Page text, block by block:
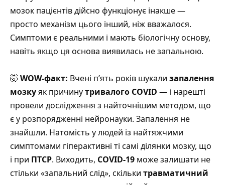
мозок пацієнтів дійсно функціонує інакше —
просто механізм цього інший, ніж вважалося.
Симптоми є реальними і мають біологічну основу,
навіть якщо ця основа виявилась не запальною.
🤯 WOW-факт: Вчені п’ять років шукали запалення
мозкуяк причинутривалого COVID — і нарешті
провели дослідження з найточнішим методом, що
є у розпорядженні нейронауки. Запалення не
знайшли. Натомість у людей із найтяжчими
симптомами гіперактивні ті самі ділянки мозку, що
і при ПТСР. Виходить, COVID-19 може залишати не
стільки «запальний слід», скільки травматичний